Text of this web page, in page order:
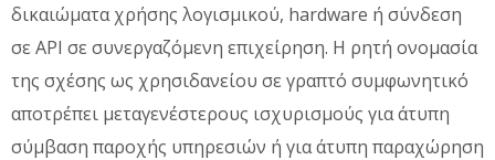
δικαιώματα χρήσης λογισμικού, hardware ή σύνδεση
σε API σε συνεργαζόμενη επιχείρηση. Η ρητή ονομασία
της σχέσης ως χρησιδανείου σε γραπτό συμφωνητικό
αποτρέπει μεταγενέστερους ισχυρισμούς για άτυπη
σύμβαση παροχής υπηρεσιών ή για άτυπη παραχώρηση